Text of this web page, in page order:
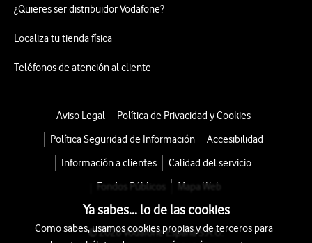
¿Quieres ser distribuidor Vodafone?
Localiza tu tienda física
Teléfonos de atención al cliente
Aviso Legal
Política de Privacidad y Cookies
Política Seguridad de Información
Accesibilidad
Información a clientes
Calidad del servicio
Fondos Públicos
Mapa Web
© 2026 Vodafone España S.A.U.
Ya sabes... lo de las cookies
Como sabes, usamos cookies propias y de terceros para